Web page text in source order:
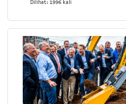
Dilihat: 1996 kali